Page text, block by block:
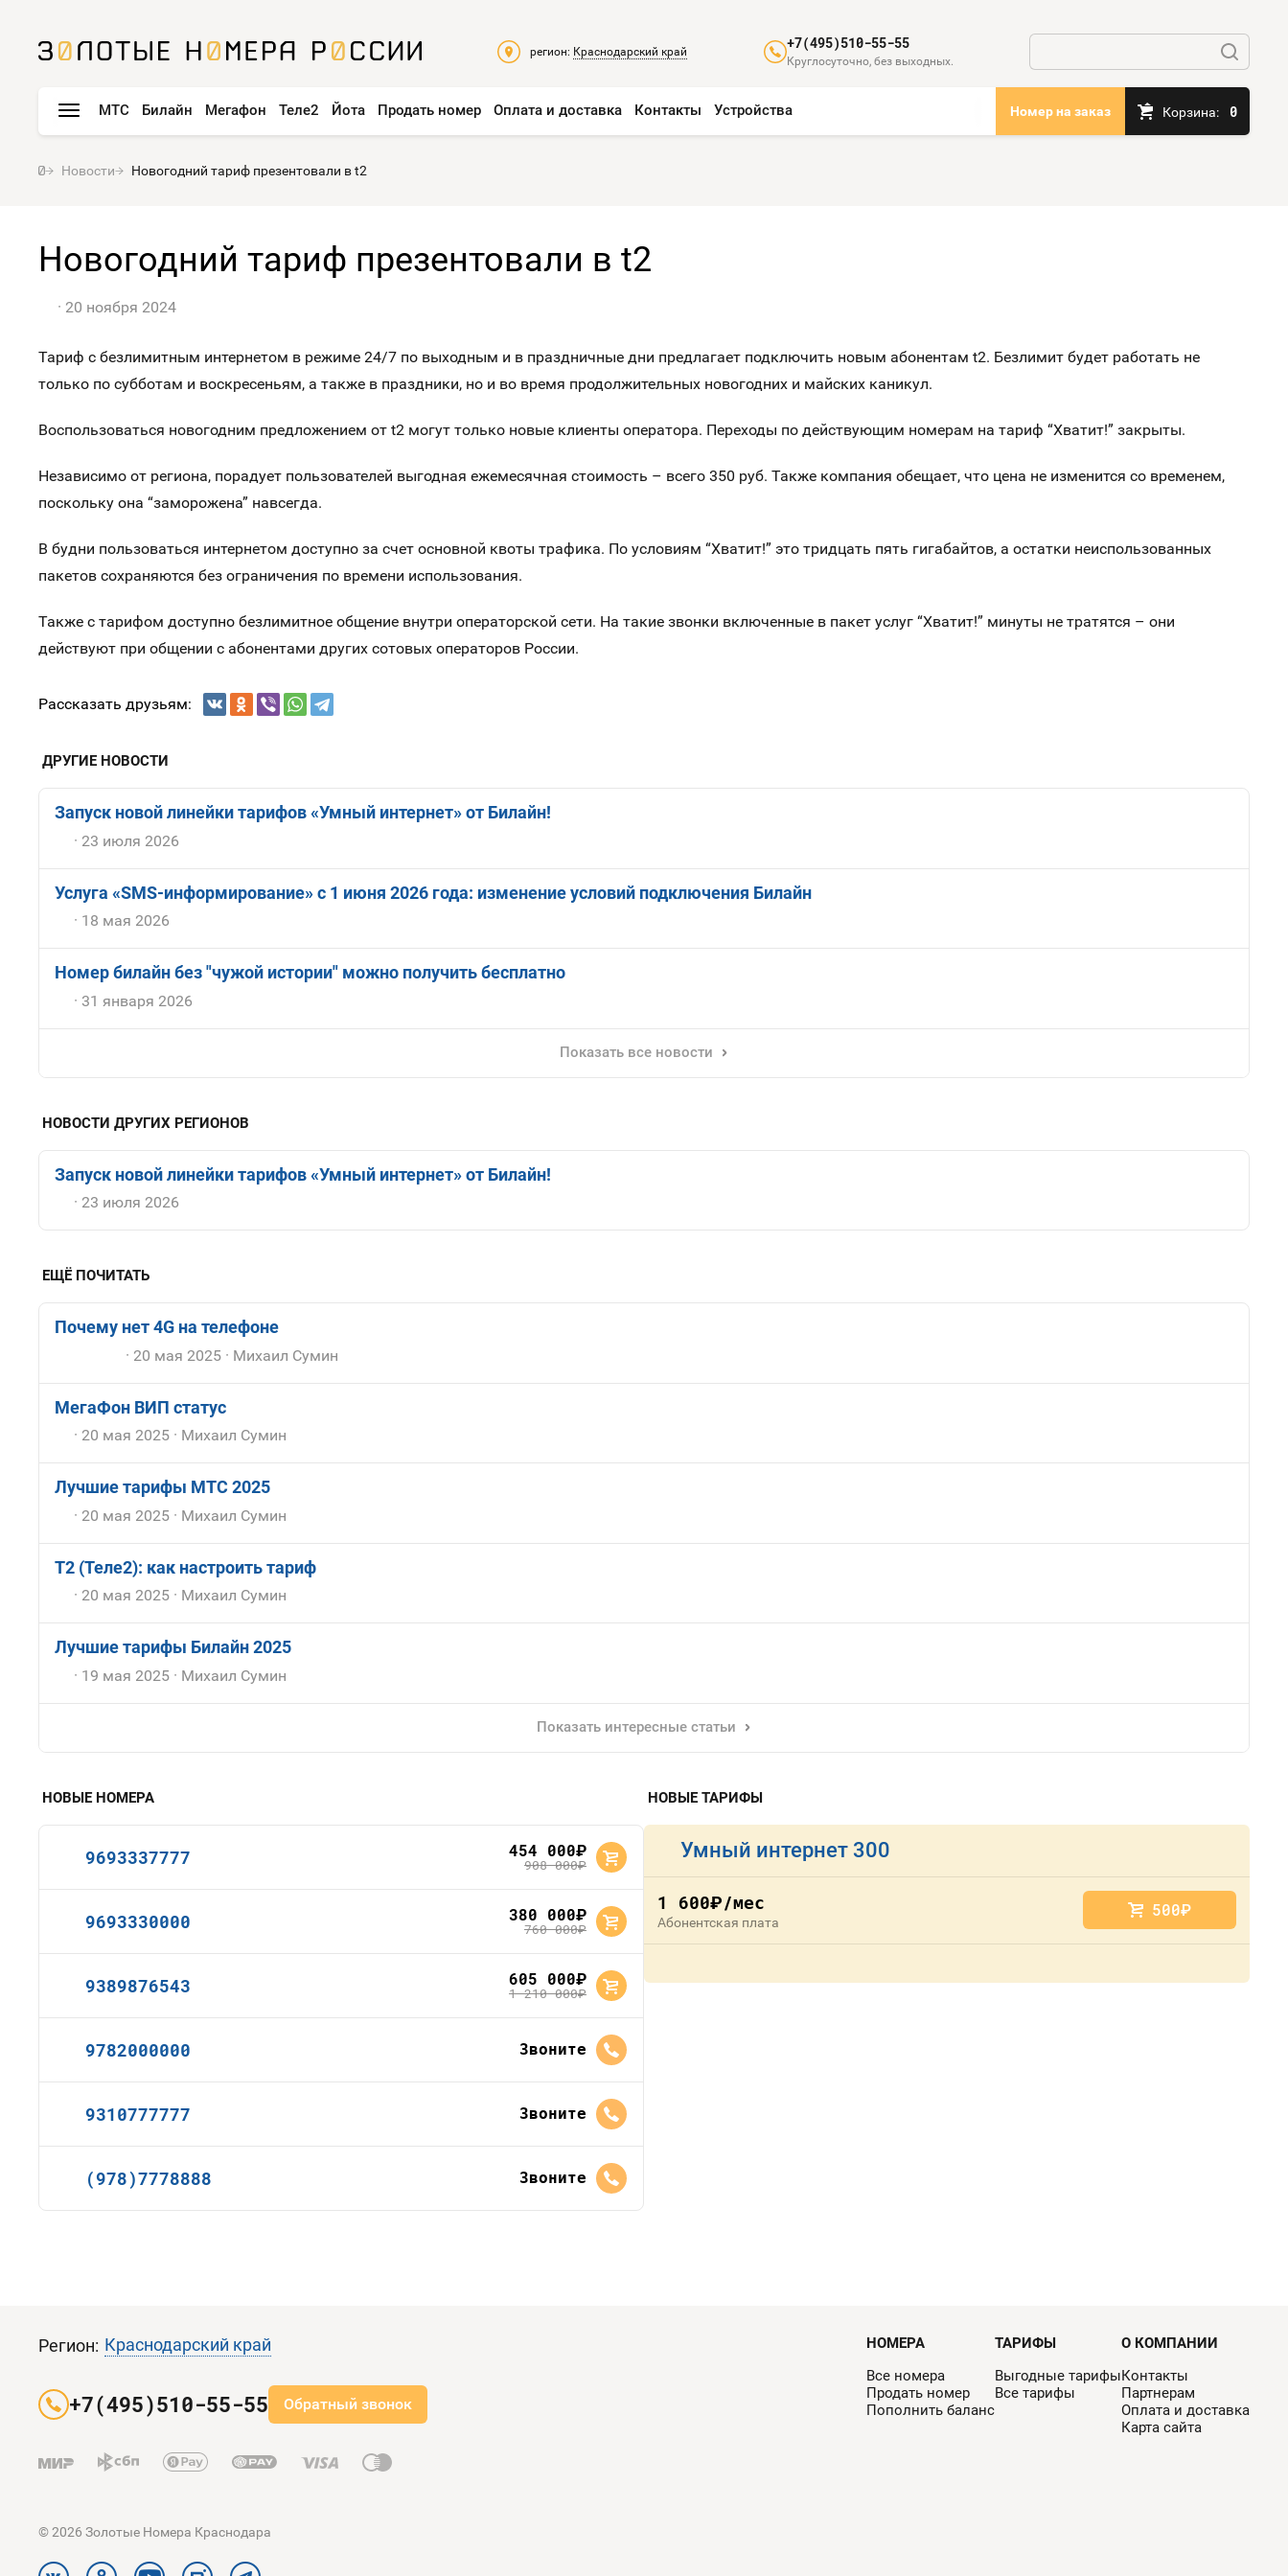
регион: Краснодарский край +7(495)510-55-55
Круглосуточно, без выходных.
МТС Билайн Мегафон Теле2 Йота Продать номер Оплата и доставка Контакты Устройства Номер на заказ Корзина: 0
Новости Новогодний тариф презентовали в t2
Новогодний тариф презентовали в t2
20 ноября 2024
Тариф с безлимитным интернетом в режиме 24/7 по выходным и в праздничные дни предлагает подключить новым абонентам t2. Безлимит будет работать не
только по субботам и воскресеньям, а также в праздники, но и во время продолжительных новогодних и майских каникул.
Воспользоваться новогодним предложением от t2 могут только новые клиенты оператора. Переходы по действующим номерам на тариф “Хватит!” закрыты.
Независимо от региона, порадует пользователей выгодная ежемесячная стоимость – всего 350 руб. Также компания обещает, что цена не изменится со временем,
поскольку она “заморожена” навсегда.
В будни пользоваться интернетом доступно за счет основной квоты трафика. По условиям “Хватит!” это тридцать пять гигабайтов, а остатки неиспользованных
пакетов сохраняются без ограничения по времени использования.
Также с тарифом доступно безлимитное общение внутри операторской сети. На такие звонки включенные в пакет услуг “Хватит!” минуты не тратятся – они
действуют при общении с абонентами других сотовых операторов России.
Рассказать друзьям:
ДРУГИЕ НОВОСТИ
Запуск новой линейки тарифов «Умный интернет» от Билайн!
23 июля 2026
Услуга «SMS-информирование» с 1 июня 2026 года: изменение условий подключения Билайн
18 мая 2026
Номер билайн без "чужой истории" можно получить бесплатно
31 января 2026
Показать все новости
НОВОСТИ ДРУГИХ РЕГИОНОВ
Запуск новой линейки тарифов «Умный интернет» от Билайн!
23 июля 2026
ЕЩЁ ПОЧИТАТЬ
Почему нет 4G на телефоне
20 мая 2025 Михаил Сумин
МегаФон ВИП статус
20 мая 2025 Михаил Сумин
Лучшие тарифы МТС 2025
20 мая 2025 Михаил Сумин
T2 (Теле2): как настроить тариф
20 мая 2025 Михаил Сумин
Лучшие тарифы Билайн 2025
19 мая 2025 Михаил Сумин
Показать интересные статьи
НОВЫЕ НОМЕРА
9693337777 454 000руб.
908 000руб.
9693330000 380 000руб.
760 000руб.
9389876543 605 000руб.
1 210 000руб.
9782000000 Звоните
9310777777 Звоните
(978)7778888 Звоните
НОВЫЕ ТАРИФЫ
Умный интернет 300
1 600руб./мес
Абонентская плата
500руб.
НОМЕРА
Все номера
Продать номер
Пополнить баланс
ТАРИФЫ
Выгодные тарифы
Все тарифы
О КОМПАНИИ
Контакты
Партнерам
Оплата и доставка
Карта сайта
Регион: Краснодарский край
+7(495)510-55-55 Обратный звонок
© 2026 Золотые Номера Краснодара